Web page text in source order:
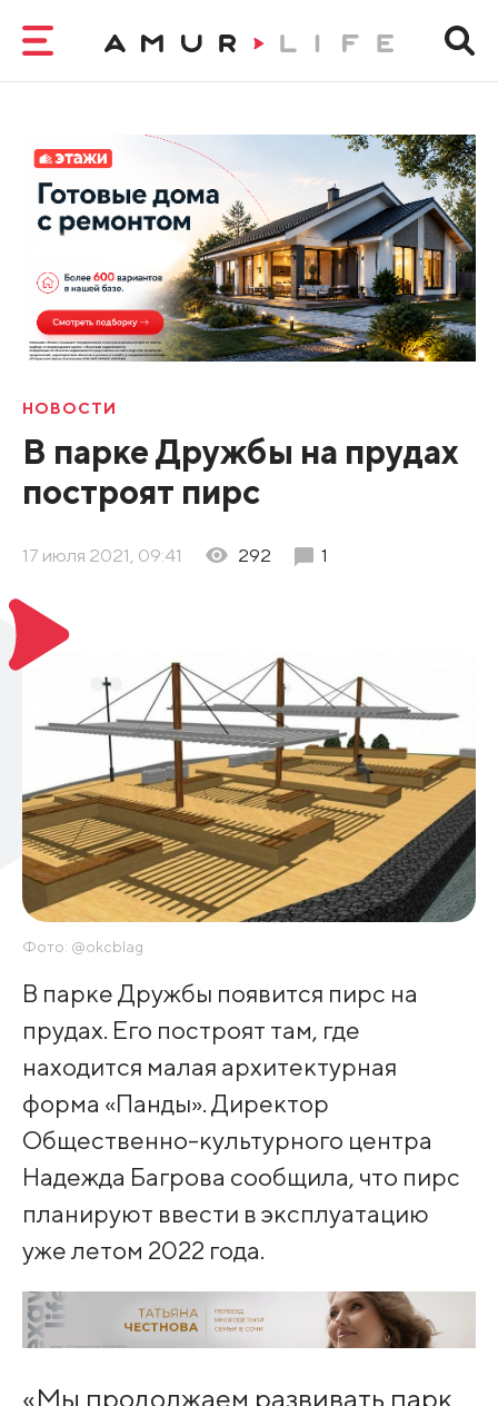
НОВОСТИ
В парке Дружбы на прудах
построят пирс
17 июля 2021, 09:41 292 1
Фото: @okcblag
В парке Дружбы появится пирс на
прудах. Его построят там, где
находится малая архитектурная
форма «Панды». Директор
Общественно-культурного центра
Надежда Багрова сообщила, что пирс
планируют ввести в эксплуатацию
уже летом 2022 года.
«Мы продолжаем развивать парк